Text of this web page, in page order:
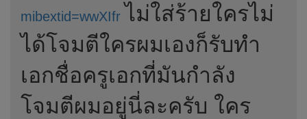
mibextid=wwXIfr ไม่ใส่ร้ายใครไม่
ได้โจมตีใครผมเองก็รับทำ
เอกชื่อครูเอกที่มันกำลัง
โจมตีผมอยู่นี่ละครับ ใคร